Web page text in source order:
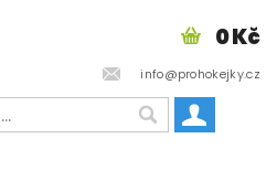
info@prohokejky.cz
0 Kč